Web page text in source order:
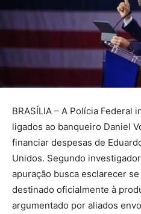
BRASÍLIA – A Polícia Federal
ligados ao banqueiro Daniel
financiar despesas de
Unidos. Segundo
apuração busca esclarecer
destinado oficialmente à
argumentado por aliados